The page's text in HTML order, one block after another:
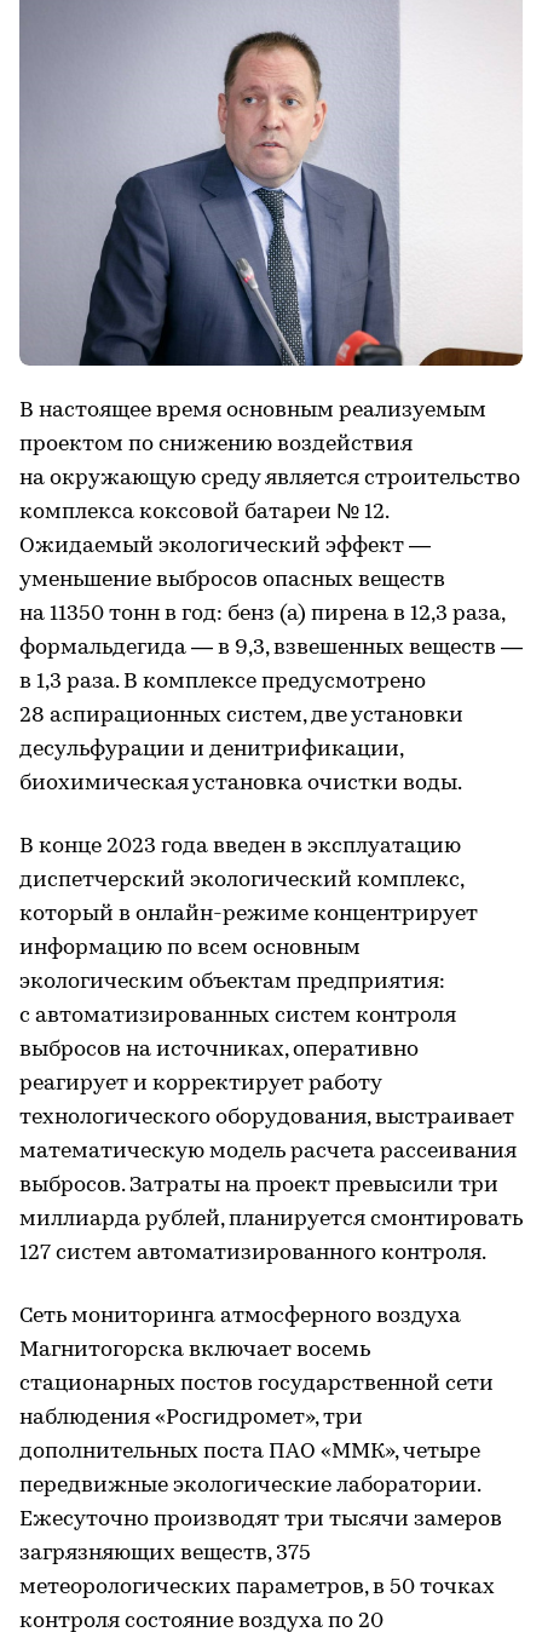
В настоящее время основным реализуемым
проектом по снижению воздействия
на окружающую среду является строительство
комплекса коксовой батареи № 12.
Ожидаемый экологический эффект —
уменьшение выбросов опасных веществ
на 11350 тонн в год: бенз (а) пирена в 12,3 раза,
формальдегида — в 9,3, взвешенных веществ —
в 1,3 раза. В комплексе предусмотрено
28 аспирационных систем, две установки
десульфурации и денитрификации,
биохимическая установка очистки воды.
В конце 2023 года введен в эксплуатацию
диспетчерский экологический комплекс,
который в онлайн-режиме концентрирует
информацию по всем основным
экологическим объектам предприятия:
с автоматизированных систем контроля
выбросов на источниках, оперативно
реагирует и корректирует работу
технологического оборудования, выстраивает
математическую модель расчета рассеивания
выбросов. Затраты на проект превысили три
миллиарда рублей, планируется смонтировать
127 систем автоматизированного контроля.
Сеть мониторинга атмосферного воздуха
Магнитогорска включает восемь
стационарных постов государственной сети
наблюдения «Росгидромет», три
дополнительных поста ПАО «ММК», четыре
передвижные экологические лаборатории.
Ежесуточно производят три тысячи замеров
загрязняющих веществ, 375
метеорологических параметров, в 50 точках
контроля состояние воздуха по 20